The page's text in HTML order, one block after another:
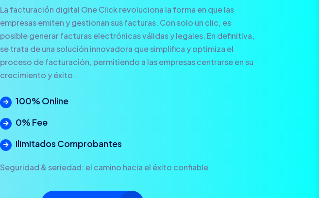
La facturación digital One Click revoluciona la forma en que las
empresas emiten y gestionan sus facturas. Con solo un clic, es
posible generar facturas electrónicas válidas y legales. En definitiva,
se trata de una solución innovadora que simplifica y optimiza el
proceso de facturación, permitiendo a las empresas centrarse en su
crecimiento y éxito.
100% Online
0% Fee
Ilimitados Comprobantes
Seguridad & seriedad: el camino hacia el éxito confiable